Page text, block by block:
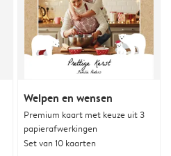
Welpen en wensen
Premium kaart met keuze uit 3
papierafwerkingen
Set van 10 kaarten